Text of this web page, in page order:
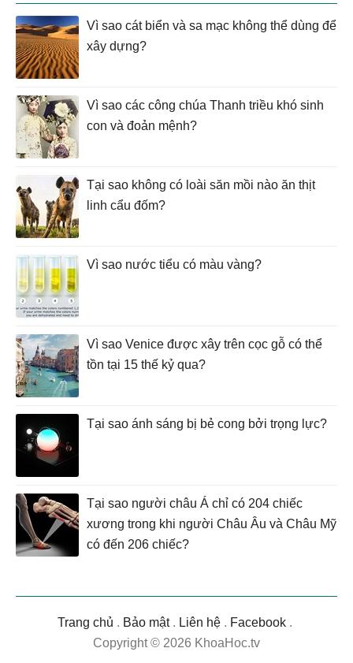
Vì sao cát biển và sa mạc không thể dùng để
xây dựng?
Vì sao các công chúa Thanh triều khó sinh
con và đoản mệnh?
Tại sao không có loài săn mồi nào ăn thịt
linh cẩu đốm?
Vì sao nước tiểu có màu vàng?
Vì sao Venice được xây trên cọc gỗ có thể
tồn tại 15 thế kỷ qua?
Tại sao ánh sáng bị bẻ cong bởi trọng lực?
Tại sao người châu Á chỉ có 204 chiếc
xương trong khi người Châu Âu và Châu Mỹ
có đến 206 chiếc?
Trang chủ . Bảo mật. Liên hệ . Facebook .
Copyright © 2026 KhoaHoc.tv